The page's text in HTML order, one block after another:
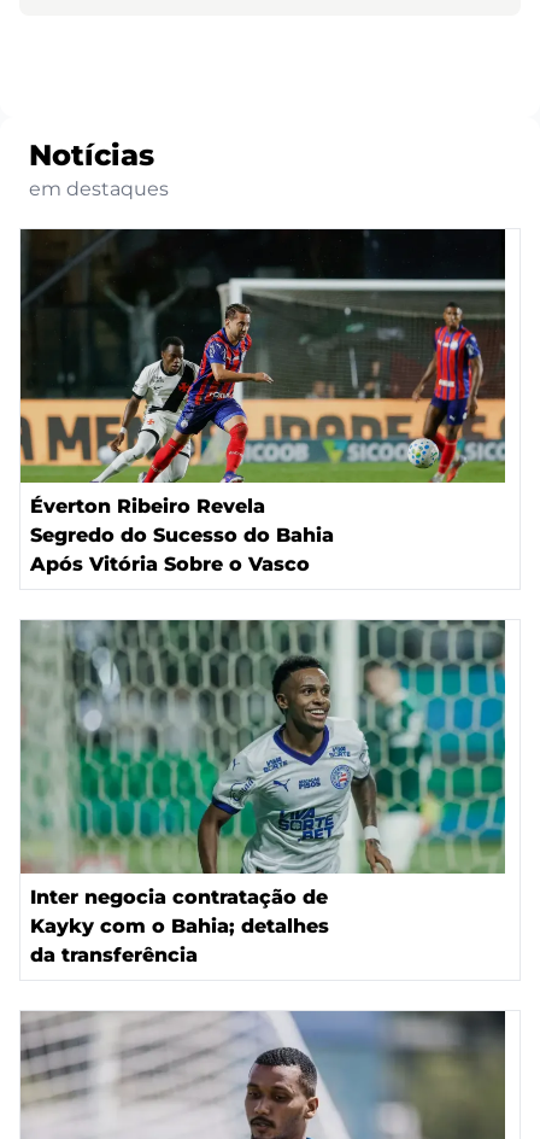
Notícias
em destaques
Éverton Ribeiro Revela
Segredo do Sucesso do Bahia
Após Vitória Sobre o Vasco
Inter negocia contratação de
Kayky com o Bahia; detalhes
da transferência